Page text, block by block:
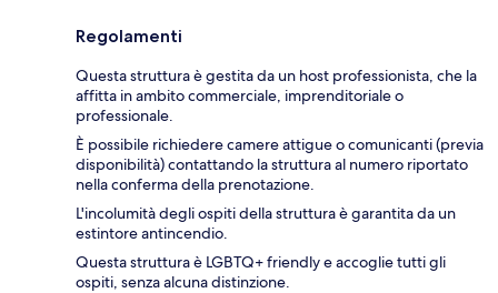
Regolamenti
Questa struttura è gestita da un host professionista, che la
affitta in ambito commerciale, imprenditoriale o
professionale.
È possibile richiedere camere attigue o comunicanti (previa
disponibilità) contattando la struttura al numero riportato
nella conferma della prenotazione.
L'incolumità degli ospiti della struttura è garantita da un
estintore antincendio.
Questa struttura è LGBTQ+ friendly e accoglie tutti gli
ospiti, senza alcuna distinzione.